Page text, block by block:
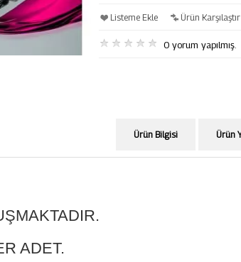
Listeme Ekle Ürün Karşılaştır
0 yorum yapılmış.
Ürün Bilgisi Ürün
ADET.